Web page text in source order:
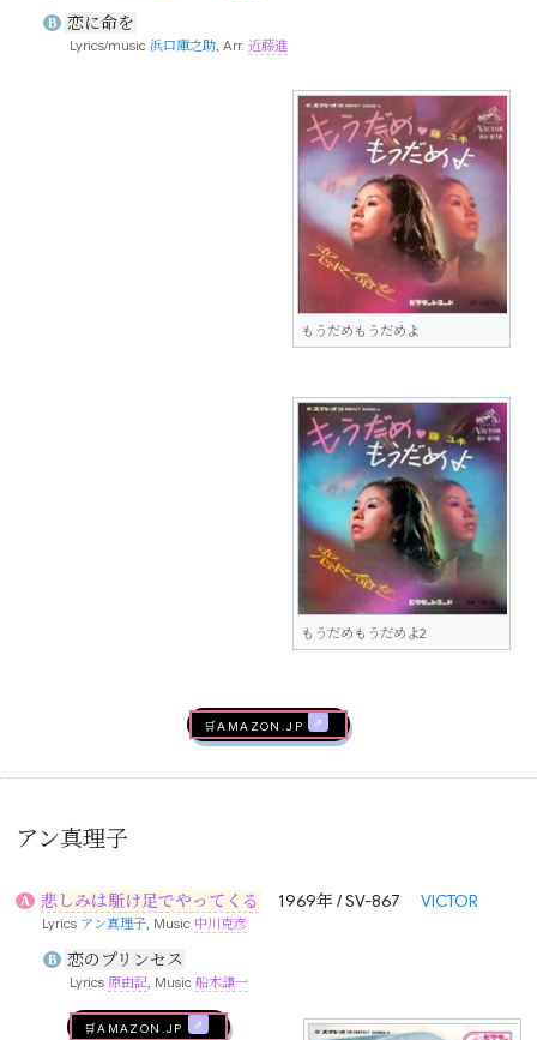
B 恋に命を
Lyrics/music 浜口庫之助, Arr. 近藤進
もうだめもうだめよ
もうだめもうだめよ2
🛒AMAZON.jp
アン真理子
A 悲しみは駈け足でやってくる 1969年 / SV-867 VICTOR
Lyrics アン真理子, Music 中川克彦
B 恋のプリンセス
Lyrics 原由記, Music 船木謙一
🛒AMAZON.jp